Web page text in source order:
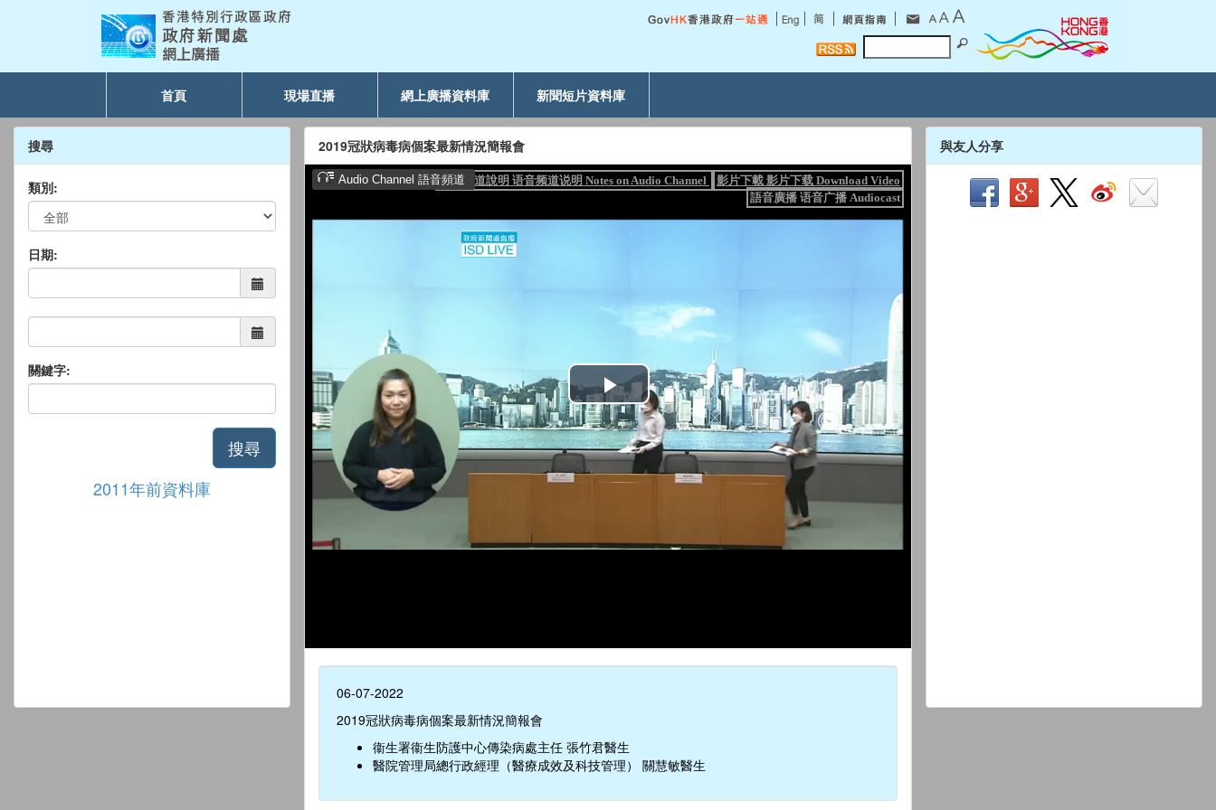
首頁 現場直播 網上廣播資料庫 新聞短片資料庫
搜尋
類別:
日期:
關鍵字:
搜尋
2011年前資料庫
2019冠狀病毒病個案最新情況簡報會
06-07-2022
2019冠狀病毒病個案最新情況簡報會
衞生署衞生防護中心傳染病處主任 張竹君醫生
醫院管理局總行政經理（醫療成效及科技管理） 關慧敏醫生
與友人分享